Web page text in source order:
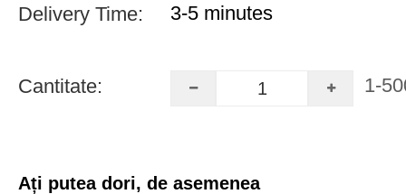
Delivery Time: 3-5 minutes
Cantitate: 1-
Ați putea dori, de asemenea